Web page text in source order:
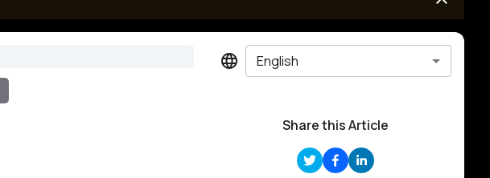
English
Share this Article